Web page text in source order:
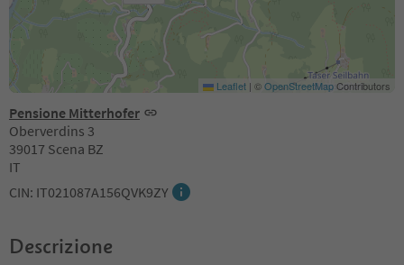
Pensione Mitterhofer
Oberverdins 3
39017 Scena BZ
IT
CIN: IT021087A156QVK9ZY
Leaflet | ©OpenStreetMapContributors
Descrizione